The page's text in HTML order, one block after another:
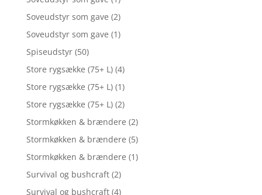
Soveudstyr som gave (2)
Soveudstyr som gave (1)
Spiseudstyr (50)
Store rygsække (75+ L) (4)
Store rygsække (75+ L) (1)
Store rygsække (75+ L) (2)
Stormkøkken & brændere (2)
Stormkøkken & brændere (5)
Stormkøkken & brændere (1)
Survival og bushcraft (2)
Survival og bushcraft (4)